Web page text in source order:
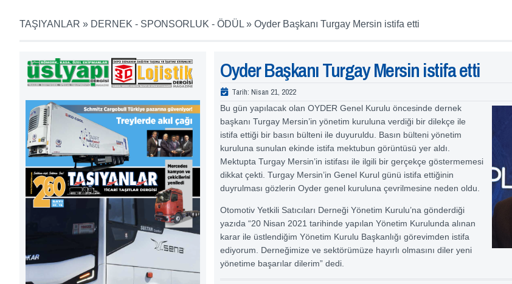
TAŞIYANLAR » DERNEK - SPONSORLUK - ÖDÜL » Oyder Başkanı Turgay Mersin istifa etti
Oyder Başkanı Turgay Mersin istifa etti
Tarih: Nisan 21, 2022
Bu gün yapılacak olan OYDER Genel Kurulu öncesinde dernek
başkanı Turgay Mersin’in yönetim kuruluna verdiği bir dilekçe ile
istifa ettiği bir basın bülteni ile duyuruldu. Basın bülteni yönetim
kuruluna sunulan ekinde istifa mektubun görüntüsü yer aldı.
Mektupta Turgay Mersin’in istifası ile ilgili bir gerçekçe göstermemesi
dikkat çekti. Turgay Mersin’in Genel Kurul günü istifa ettiğinin
duyrulması gözlerin Oyder genel kuruluna çevrilmesine neden oldu.
Otomotiv Yetkili Satıcıları Derneği Yönetim Kurulu’na gönderdiği
yazıda “20 Nisan 2021 tarihinde yapılan Yönetim Kurulunda alınan
karar ile üstlendiğim Yönetim Kurulu Başkanlığı görevimden istifa
ediyorum. Derneğimize ve sektörümüze hayırlı olmasını diler yeni
yönetime başarılar dilerim” dedi.